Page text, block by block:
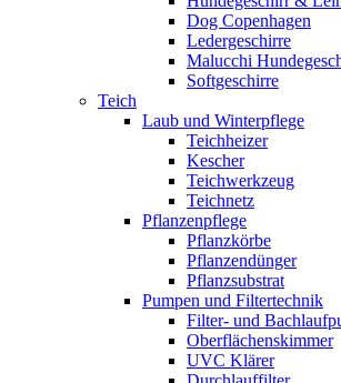
Dog Copenhagen
Ledergeschirre
Malucchi
Softgeschirre
Teich
Laub und Winterpflege
Teichheizer
Kescher
Teichwerkzeug
Teichnetz
Pflanzenpflege
Pflanzkörbe
Pflanzendünger
Pflanzsubstrat
Pumpen und Filtertechnik
Filter- und
Oberflächenskimmer
UVC Klärer